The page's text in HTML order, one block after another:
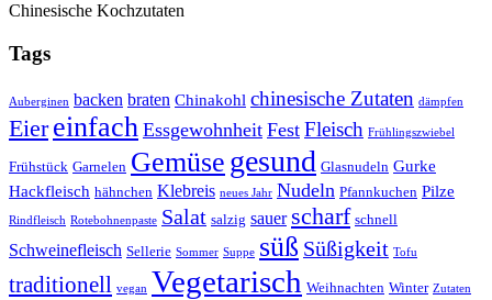
Chinesische Kochzutaten
Tags
Auberginen backen braten Chinakohl chinesische Zutaten dämpfen
Eier einfach Essgewohnheit Fest Fleisch Frühlingszwiebel
Frühstück Garnelen Gemüse gesund Glasnudeln Gurke
Hackfleisch hähnchen Klebreis neues Jahr Nudeln Pfannkuchen Pilze
Rindfleisch Rotebohnenpaste Salat salzig sauer scharf schnell
Schweinefleisch Sellerie Sommer Suppe süß Süßigkeit Tofu
traditionell vegan Vegetarisch Weihnachten Winter Zutaten